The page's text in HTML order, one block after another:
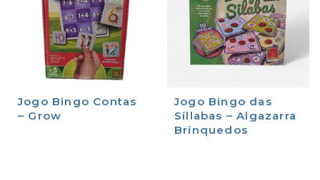
Jogo Bingo Contas
– Grow
Jogo Bingo das
Síllabas – Algazarra
Brinquedos